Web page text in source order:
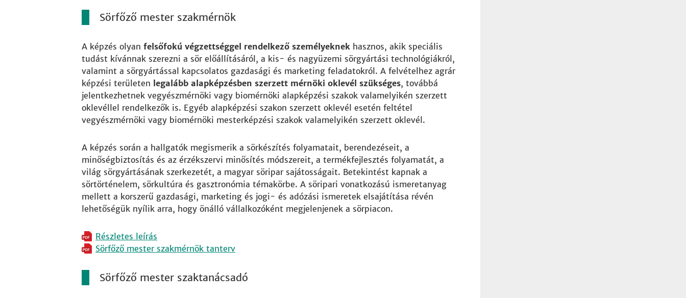
Sörfőző mester szakmérnök
A képzés olyan felsőfokú végzettséggel rendelkező személyeknek hasznos, akik speciális
tudást kívánnak szerezni a sör előállításáról, a kis- és nagyüzemi sörgyártási technológiákról,
valamint a sörgyártással kapcsolatos gazdasági és marketing feladatokról. A felvételhez agrár
képzési területen legalább alapképzésben szerzett mérnöki oklevél szükséges, továbbá
jelentkezhetnek vegyészmérnöki vagy biomérnöki alapképzési szakok valamelyikén szerzett
oklevéllel rendelkezők is. Egyéb alapképzési szakon szerzett oklevél esetén feltétel
vegyészmérnöki vagy biomérnöki mesterképzési szakok valamelyikén szerzett oklevél.
A képzés során a hallgatók megismerik a sörkészítés folyamatait, berendezéseit, a
minőségbiztosítás és az érzékszervi minősítés módszereit, a termékfejlesztés folyamatát, a
világ sörgyártásának szerkezetét, a magyar söripar sajátosságait. Betekintést kapnak a
sörtörténelem, sörkultúra és gasztronómia témakörbe. A söripari vonatkozású ismeretanyag
mellett a korszerű gazdasági, marketing és jogi- és adózási ismeretek elsajátítása révén
lehetőségük nyílik arra, hogy önálló vállalkozóként megjelenjenek a sörpiacon.
Részletes leírás
Sörfőző mester szakmérnök tanterv
Sörfőző mester szaktanácsadó